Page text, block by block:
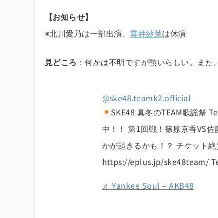
【お知らせ】
※北川愛乃は一部出演、 雲井紗菜は休演
見どころ ：何かは不明ですが熱いらしい。ま
@ske48.teamk2.official
SKE48 真冬のTEAM歌謡祭
中！！ 第1回戦！篠原京香VS
かが起きるかも！？ チケット
https://eplus.jp/ske48team/
♬ Yankee Soul – AKB48